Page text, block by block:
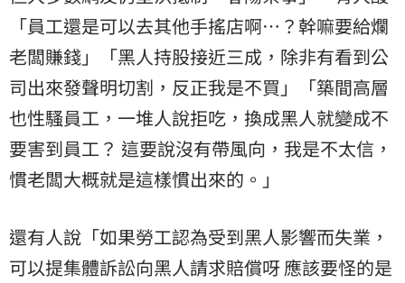
「員工還是可以去其他手搖店啊…？幹嘛要給爛
老闆賺錢」「黑人持股接近三成，除非有看到公
司出來發聲明切割，反正我是不買」「築間高層
也性騷員工，一堆人說拒吃，換成黑人就變成不
要害到員工？ 這要說沒有帶風向，我是不太信，
慣老闆大概就是這樣慣出來的。」
還有人說「如果勞工認為受到黑人影響而失業，
可以提集體訴訟向黑人請求賠償呀 應該要怪的是